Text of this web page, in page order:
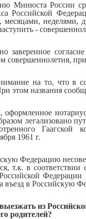
Минюста России
Российской
месяцами, неделями,
-
заверенное
совершеннолетия,
на то, что в
этом названия
оформленное
легализовано
Гаагской
1961 г.
Федерацию
т.к. в
въезд в Российскую
из
родителей?